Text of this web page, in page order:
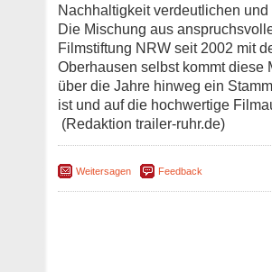
Nachhaltigkeit verdeutlichen
Die Mischung aus
Filmstiftung NRW seit 2002 mit
Oberhausen selbst kommt diese
über die Jahre hinweg ein
ist und auf die hochwertige
(Redaktion trailer-ruhr.de)
Weitersagen Feedback